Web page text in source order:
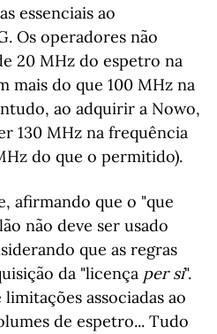
essenciais ao
Os operadores não
20 MHz do espetro na
mais do que 100 MHz na
ao adquirir a Nowo,
130 MHz na frequência
do que o permitido).
afirmando que o "que
não deve ser usado
que as regras
da "licença per si".
associadas ao
de espetro... Tudo